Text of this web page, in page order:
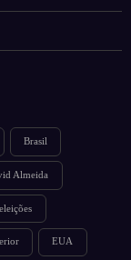
Brasil
Almeida
eleições
EUA